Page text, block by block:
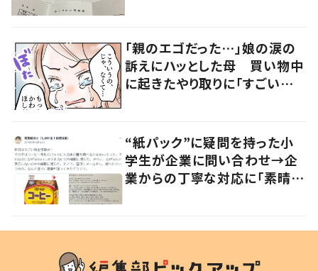
「親のエゴだった…」娘の涙の
訴えにハッとした母 買い物中
に起きたやり取りに「すごい分
“紙パック”に疑問を持った小
学生が企業に問い合わせ→企
業からの丁寧な対応に「素晴ら